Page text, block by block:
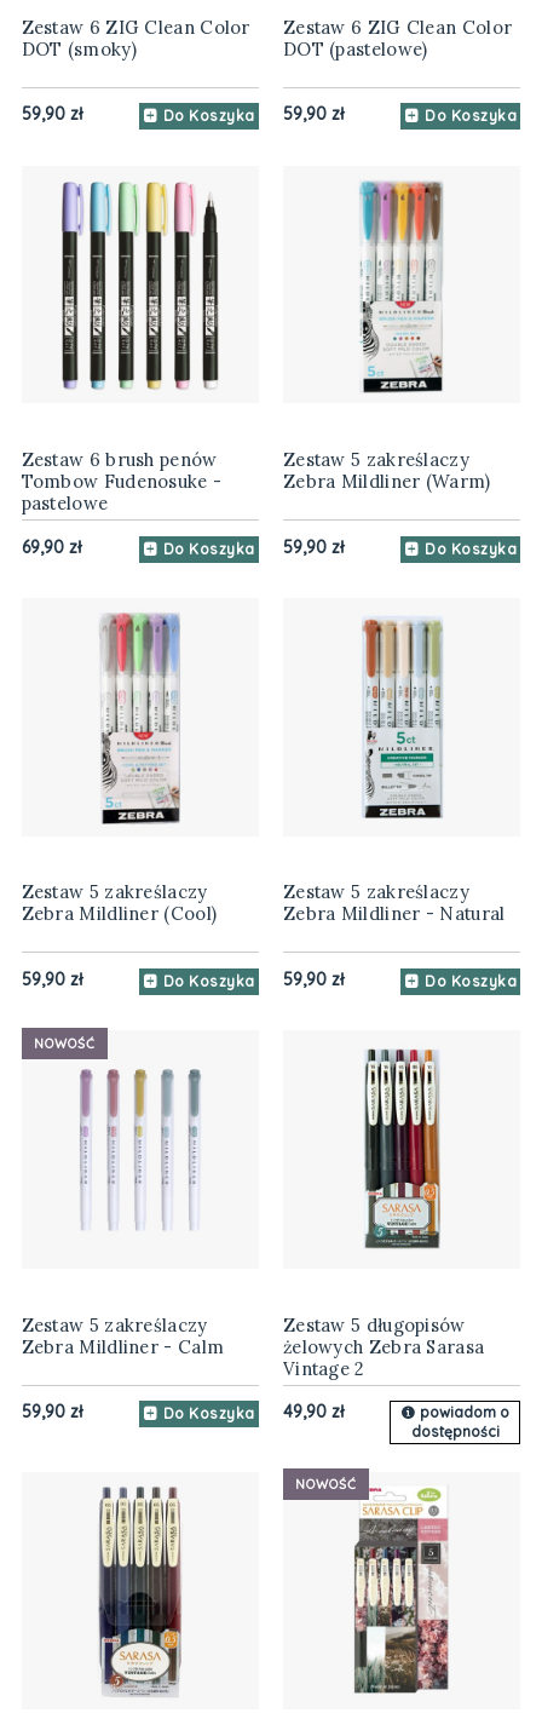
Zestaw 6 ZIG Clean Color
DOT (smoky)
59,90 zł Do Koszyka
Zestaw 6 ZIG Clean Color
DOT (pastelowe)
59,90 zł Do Koszyka
Zestaw 6 brush penów
Tombow Fudenosuke -
pastelowe
69,90 zł Do Koszyka
Zestaw 5 zakreślaczy
Zebra Mildliner (Warm)
59,90 zł Do Koszyka
Zestaw 5 zakreślaczy
Zebra Mildliner (Cool)
59,90 zł Do Koszyka
Zestaw 5 zakreślaczy
Zebra Mildliner - Natural
59,90 zł Do Koszyka
Zestaw 5 zakreślaczy
Zebra Mildliner - Calm
59,90 zł Do Koszyka
NOWOŚĆ
Zestaw 5 długopisów
żelowych Zebra Sarasa
Vintage 2
49,90 zł
powiadom o
dostępności
NOWOŚĆ